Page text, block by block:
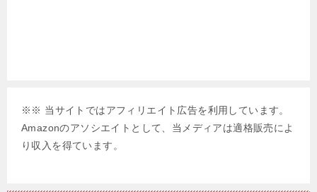
※※ 当サイトではアフィリエイト広告を利用しています。
Amazonのアソシエイトとして、当メディアは適格販売によ
り収入を得ています。